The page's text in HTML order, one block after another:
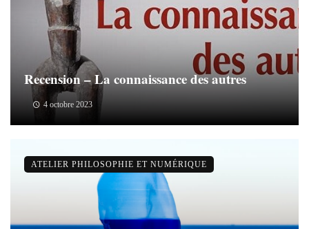
Recension – La connaissance des autres
4 octobre 2023
ATELIER PHILOSOPHIE ET NUMÉRIQUE